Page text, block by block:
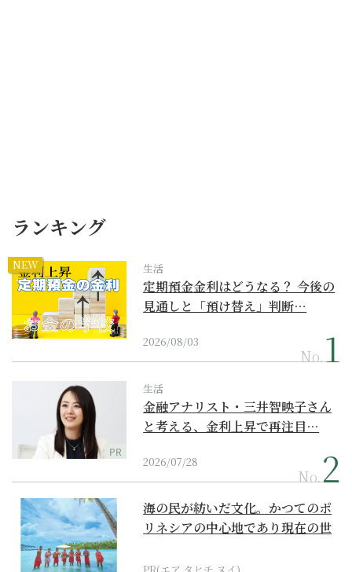
ランキング
NEW 生活
定期預金金利はどうなる？ 今後の
見通しと「預け替え」判断…
2026/08/03
No.
PR
生活
金融アナリスト・三井智映子さん
と考える、金利上昇で再注目…
2026/07/28
No.
海の民が紡いだ文化。かつてのポ
リネシアの中心地であり現在の世
PR(エア タヒチ ヌイ)